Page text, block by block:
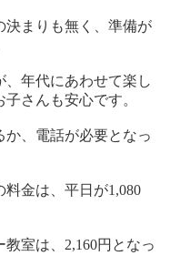
決まりも無く、準備が
年代にあわせて楽し
さんも安心です。
、電話が必要となっ
料金は、平日が1,080
室は、 2,160円となっ